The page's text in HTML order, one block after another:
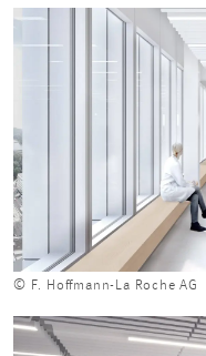
© F. Hoffmann-La Roche AG